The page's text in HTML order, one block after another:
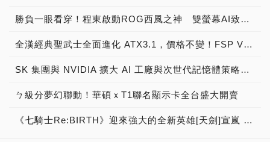
勝負一眼看穿！程東啟動ROG西風之神 雙螢幕AI致勝全局
全漢經典聖武士全面進化 ATX3.1，價格不變！FSP VIC BD+ 電競入門最強銅牌電源！ ATX 3.1、全新壓紋線材、登錄享 5 年保固，打造新世代入門電競首選
SK 集團與 NVIDIA 擴大 AI 工廠與次世代記憶體策略合作 規模逾 5,000 億美元的 NVIDIA-SK AI 計畫（NVIDIA-SK AI Initiative）， 涵蓋 SK Telecom 最高達 2GW 的 AI 工廠，以及與 SK 海力士的長期 AI 記憶體合作
ㄅ級分夢幻聯動！華碩ｘT1聯名顯示卡全台盛大開賣
《七騎士Re:BIRTH》迎來強大的全新英雄[天劍]宣嵐 同步推出韓國主題劇情